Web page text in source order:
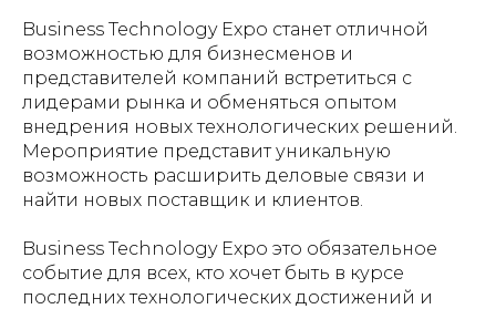
Business Technology Expo станет отличной
возможностью для бизнесменов и
представителей компаний встретиться с
лидерами рынка и обменяться опытом
внедрения новых технологических решений.
Мероприятие представит уникальную
возможность расширить деловые связи и
найти новых поставщик и клиентов.
Business Technology Expo это обязательное
событие для всех, кто хочет быть в курсе
последних технологических достижений и